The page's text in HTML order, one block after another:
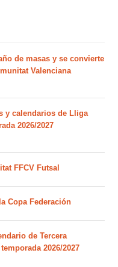
de masas y se convierte
Valenciana
y calendarios de Lliga
2026/2027
FFCV Futsal
Copa Federación
de Tercera
2026/2027